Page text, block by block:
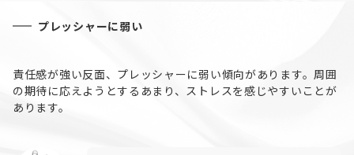
プレッシャーに弱い
責任感が強い反面、プレッシャーに弱い傾向があります。周囲
の期待に応えようとするあまり、ストレスを感じやすいことが
あります。